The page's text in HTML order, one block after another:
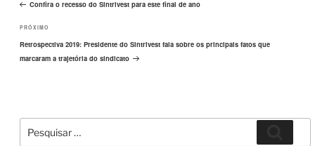
k
Post
anterior
Confira o recesso do Sintrivest para este final de ano
Próximo
post
PRÓXIMO
Retrospectiva 2019: Presidente do Sintrivest fala sobre os principais fatos que
marcaram a trajetória do sindicato
Pesquisar
por: